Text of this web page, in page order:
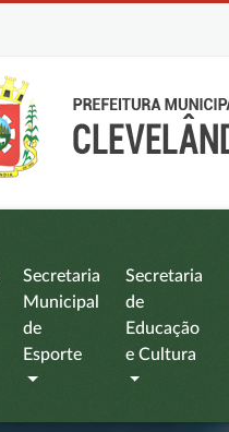
Secretaria
Municipal
de
Esporte
Secretaria
de
Educação
e Cultura